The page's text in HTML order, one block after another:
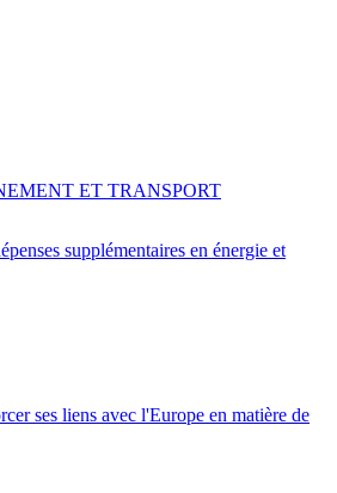
supplémentaires en énergie et
ET TRANSPORT
ses liens avec l'Europe en matière de